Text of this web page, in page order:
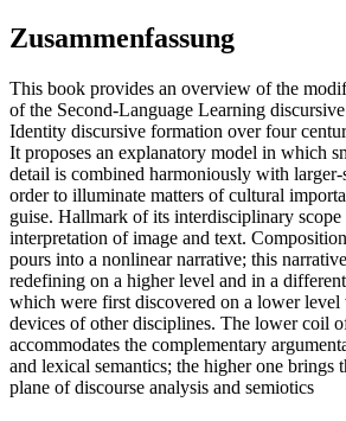
Zusammenfassung
This book provides an overview of the
of the Second-Language Learning
Identity discursive formation over four
It proposes an explanatory model in which
detail is combined harmoniously with larger-
order to illuminate matters of cultural
guise. Hallmark of its interdisciplinary
interpretation of image and text.
pours into a nonlinear narrative; this
redefining on a higher level and in a
which were first discovered on a lower level
devices of other disciplines. The lower coil
accommodates the complementary
and lexical semantics; the higher one brings
plane of discourse analysis and semiotics